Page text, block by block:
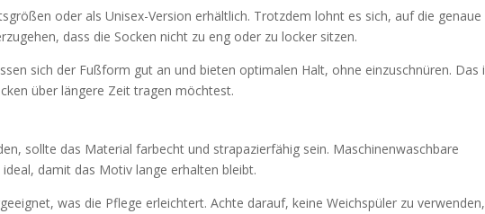
oder als Unisex-Version erhältlich. Trotzdem lohnt es sich, auf die genaue
dass die Socken nicht zu eng oder zu locker sitzen.
sich der Fußform gut an und bieten optimalen Halt, ohne einzuschnüren. Das
über längere Zeit tragen möchtest.
sollte das Material farbecht und strapazierfähig sein. Maschinenwaschbare
damit das Motiv lange erhalten bleibt.
was die Pflege erleichtert. Achte darauf, keine Weichspüler zu